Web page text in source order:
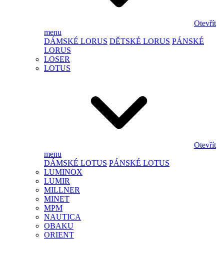
Otevřít
menu
DÁMSKÉ LORUS DĚTSKÉ LORUS PÁNSKÉ
LORUS
LOSER
LOTUS
Otevřít
menu
DÁMSKÉ LOTUS PÁNSKÉ LOTUS
LUMINOX
LUMIR
MILLNER
MINET
MPM
NAUTICA
OBAKU
ORIENT